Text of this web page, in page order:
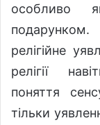
особливо
релігійне
релігії
поняття
тільки